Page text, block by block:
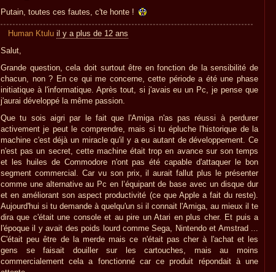
Putain, toutes ces fautes, c'te honte !
Human Ktulu il y a plus de 12 ans
Salut,
Grande question, cela doit surtout être en fonction de la sensibilité de
chacun, non ? En ce qui me concerne, cette période a été une phase
initiatique à l'informatique. Après tout, si j'avais eu un Pc, je pense que
j'aurai développé la même passion.
Que tu sois aigri par le fait que l'Amiga n'as pas réussi à perdurer
activement je peut le comprendre, mais si tu épluche l'historique de la
machine c'est déjà un miracle qu'il y a eu autant de développement. Ce
n'est pas un secret, cette machine était trop en avance sur son temps
et les huiles de Commodore n'ont pas été capable d'attaquer le bon
segment commercial. Car vu son prix, il aurait fallut plus le présenter
comme une alternative au Pc en l’équipant de base avec un disque dur
et en améliorant son aspect productivité (ce que Apple a fait du reste).
Aujourd'hui si tu demande à quelqu'un si il connait l'Amiga, au mieux il te
dira que c'était une console et au pire un Atari en plus cher. Et puis a
l'époque il y avait des poids lourd comme Sega, Nintendo et Amstrad ...
C'était peu être de la merde mais ce n'était pas cher à l'achat et les
gens se faisait douiller sur les cartouches, mais au moins
commercialement cela a fonctionné car ce produit répondait à une